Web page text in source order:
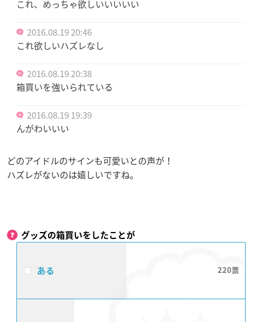
これ、めっちゃ欲しいいいいい
2016.08.19 20:46
これ欲しいハズレなし
2016.08.19 20:38
箱買いを強いられている
2016.08.19 19:39
んがわいいい
どのアイドルのサインも可愛いとの声が！
ハズレがないのは嬉しいですね。
グッズの箱買いをしたことが
ある 220